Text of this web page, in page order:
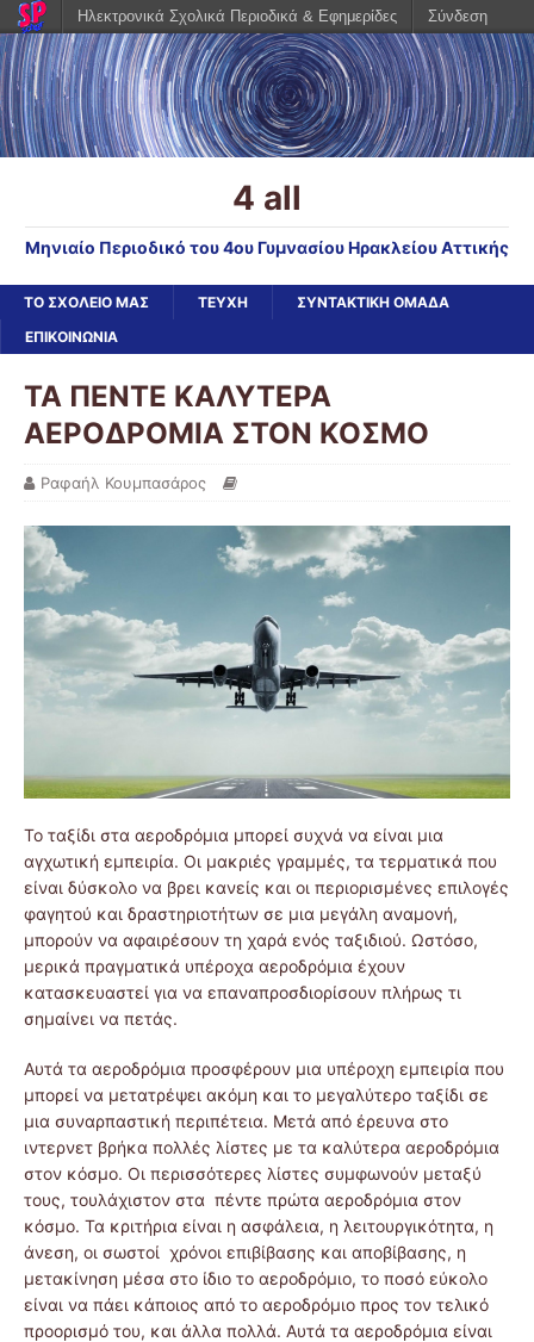
4 all
Μηνιαίο Περιοδικό του 4ου Γυμνασίου Ηρακλείου Αττικής
ΤΟ ΣΧΟΛΕΙΟ ΜΑΣ ΤΕΥΧΗ
ΣΥΝΤΑΚΤΙΚΗ ΟΜΑΔΑ
ΕΠΙΚΟΙΝΩΝΙΑ
ΤΑ ΠΕΝΤΕ ΚΑΛΥΤΕΡΑ
ΑΕΡΟΔΡΟΜΙΑ ΣΤΟΝ ΚΟΣΜΟ
Ραφαήλ Κουμπασάρος
Το ταξίδι στα αεροδρόμια μπορεί συχνά να είναι μια
αγχωτική εμπειρία. Οι μακριές γραμμές, τα τερματικά που
είναι δύσκολο να βρει κανείς και οι περιορισμένες επιλογές
φαγητού και δραστηριοτήτων σε μια μεγάλη αναμονή,
μπορούν να αφαιρέσουν τη χαρά ενός ταξιδιού. Ωστόσο,
μερικά πραγματικά υπέροχα αεροδρόμια έχουν
κατασκευαστεί για να επαναπροσδιορίσουν πλήρως τι
σημαίνει να πετάς.
Αυτά τα αεροδρόμια προσφέρουν μια υπέροχη εμπειρία που
μπορεί να μετατρέψει ακόμη και το μεγαλύτερο ταξίδι σε
μια συναρπαστική περιπέτεια. Μετά από έρευνα στο
ιντερνετ βρήκα πολλές λίστες με τα καλύτερα αεροδρόμια
στον κόσμο. Οι περισσότερες λίστες συμφωνούν μεταξύ
τους, τουλάχιστον στα πέντε πρώτα αεροδρόμια στον
κόσμο. Τα κριτήρια είναι η ασφάλεια, η λειτουργικότητα, η
άνεση, οι σωστοί χρόνοι επιβίβασης και αποβίβασης, η
μετακίνηση μέσα στο ίδιο το αεροδρόμιο, το ποσό εύκολο
είναι να πάει κάποιος από το αεροδρόμιο προς τον τελικό
προορισμό του, και άλλα πολλά. Αυτά τα αεροδρόμια είναι
Ηλεκτρονικά Σχολικά Περιοδικά & Εφημερίδες Σύνδεση